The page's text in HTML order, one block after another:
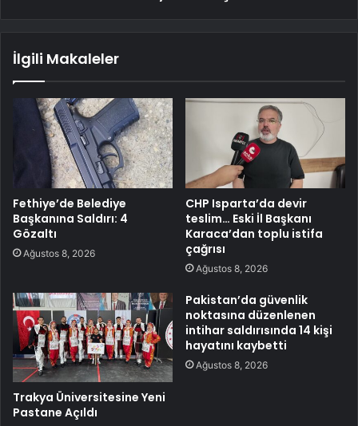
İlgili Makaleler
Fethiye’de Belediye
Başkanına Saldırı: 4
Gözaltı
Ağustos 8, 2026
CHP Isparta’da devir
teslim… Eski İl Başkanı
Karaca’dan toplu istifa
çağrısı
Ağustos 8, 2026
Trakya Üniversitesine Yeni
Pastane Açıldı
Pakistan’da güvenlik
noktasına düzenlenen
intihar saldırısında 14 kişi
hayatını kaybetti
Ağustos 8, 2026